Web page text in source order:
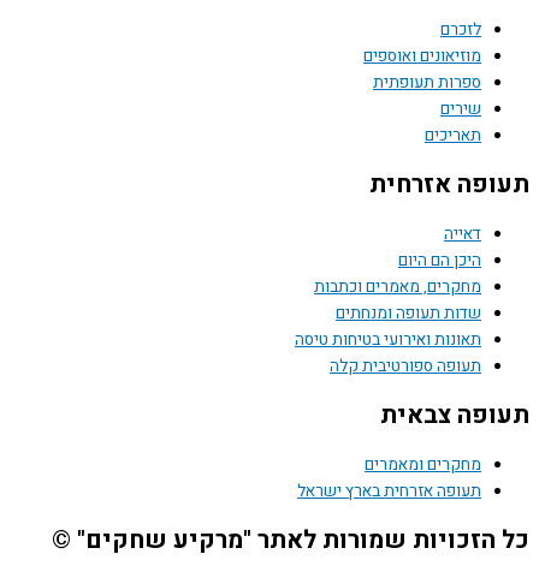
לזכרם
מוזיאונים ואוספים
ספרות תעופתית
שירים
תאריכים
תעופה אזרחית
דאייה
היכן הם היום
מחקרים, מאמרים וכתבות
שדות תעופה ומנחתים
תאונות ואירועי בטיחות טיסה
תעופה ספורטיבית קלה
תעופה צבאית
מחקרים ומאמרים
תעופה אזרחית בארץ ישראל
כל הזכויות שמורות לאתר "מרקיע שחקים" ©